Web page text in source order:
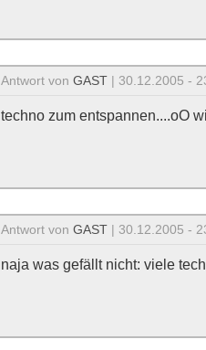
Antwort von GAST | 30.12.2005 -
techno zum entspannen....oO
Antwort von GAST | 30.12.2005 -
naja was gefällt nicht: viele